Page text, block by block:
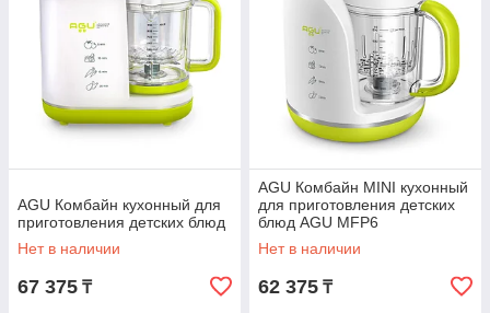
AGU Комбайн кухонный для
приготовления детских блюд
Нет в наличии
67 375 ₸
AGU Комбайн MINI кухонный
для приготовления детских
блюд AGU MFP6
Нет в наличии
62 375 ₸